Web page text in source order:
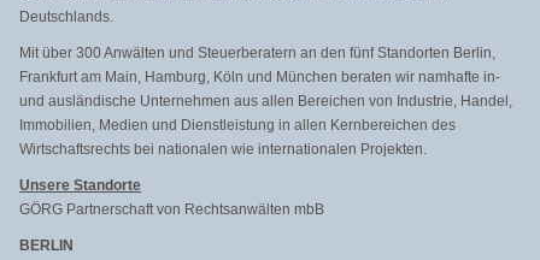
Deutschlands.
Mit über 300 Anwälten und Steuerberatern an den fünf Standorten Berlin,
Frankfurt am Main, Hamburg, Köln und München beraten wir namhafte in-
und ausländische Unternehmen aus allen Bereichen von Industrie, Handel,
Immobilien, Medien und Dienstleistung in allen Kernbereichen des
Wirtschaftsrechts bei nationalen wie internationalen Projekten.
Unsere Standorte
GÖRG Partnerschaft von Rechtsanwälten mbB
BERLIN